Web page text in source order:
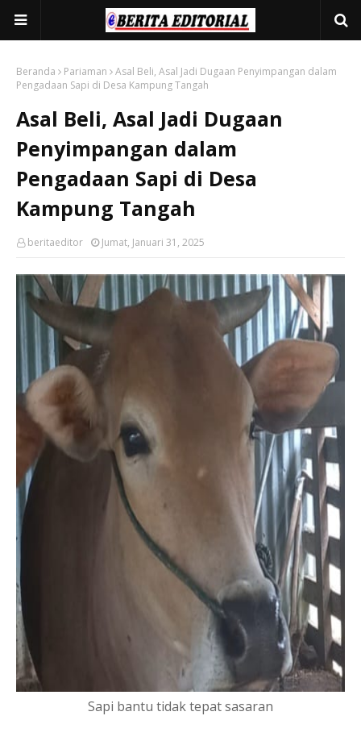
Beranda Pariaman
Asal Beli, Asal Jadi Dugaan Penyimpangan dalam
Pengadaan Sapi di Desa Kampung Tangah
Asal Beli, Asal Jadi Dugaan
Penyimpangan dalam
Pengadaan Sapi di Desa
Kampung Tangah
beritaeditor Jumat, Januari 31, 2025
Sapi bantu tidak tepat sasaran